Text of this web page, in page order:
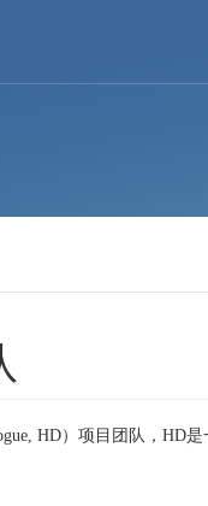
HD）项目团队，HD